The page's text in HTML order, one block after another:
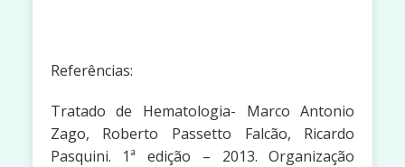
Referências:
Tratado de Hematologia- Marco Antonio
Zago, Roberto Passetto Falcão, Ricardo
Pasquini. 1ª edição – 2013. Organização